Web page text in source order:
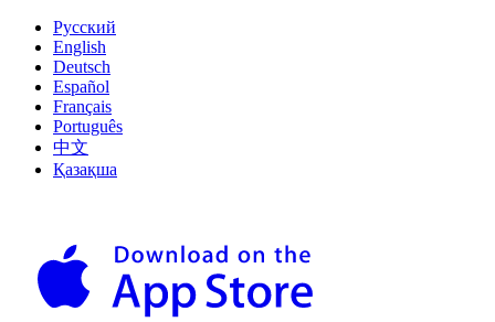
Русский
English
Deutsch
Español
Français
Português
中文
Қазақша